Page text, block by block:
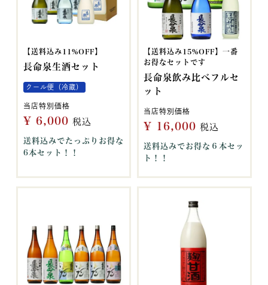
【送料込み11%OFF】
長命泉生酒セット
クール便（冷蔵）
当店特別価格
¥ 6,000 税込
送料込みでたっぷりお得な
6本セット！！
【送料込み15%OFF】一番
お得なセットです
長命泉飲み比べフルセ
ット
当店特別価格
¥ 16,000 税込
送料込みでお得な６本セッ
ト！！